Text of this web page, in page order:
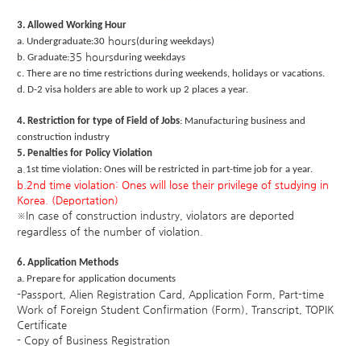
3. Allowed Working Hour
a. Undergraduate:30 hours(during weekdays)
b. Graduate:35 hoursduring weekdays
c. There are no time restrictions during weekends, holidays or vacations.
d. D-2 visa holders are able to work up 2 places a year.
4. Restriction for type of Field of Jobs: Manufacturing business and
construction industry
5. Penalties for Policy Violation
a. 1st time violation: Ones will be restricted in part-time job for a year.
b.2nd time violation: Ones will lose their privilege of studying in
Korea. (Deportation)
※In case of construction industry, violators are deported
regard less of the number of violation.
6. Application Methods
a. Prepare for application documents
-Passport, Alien Registration Card, Application Form, Part-time
Work of Foreign Student Confirmation (Form), Transcript, TOPIK
Certificate
- Copy of Business Registration